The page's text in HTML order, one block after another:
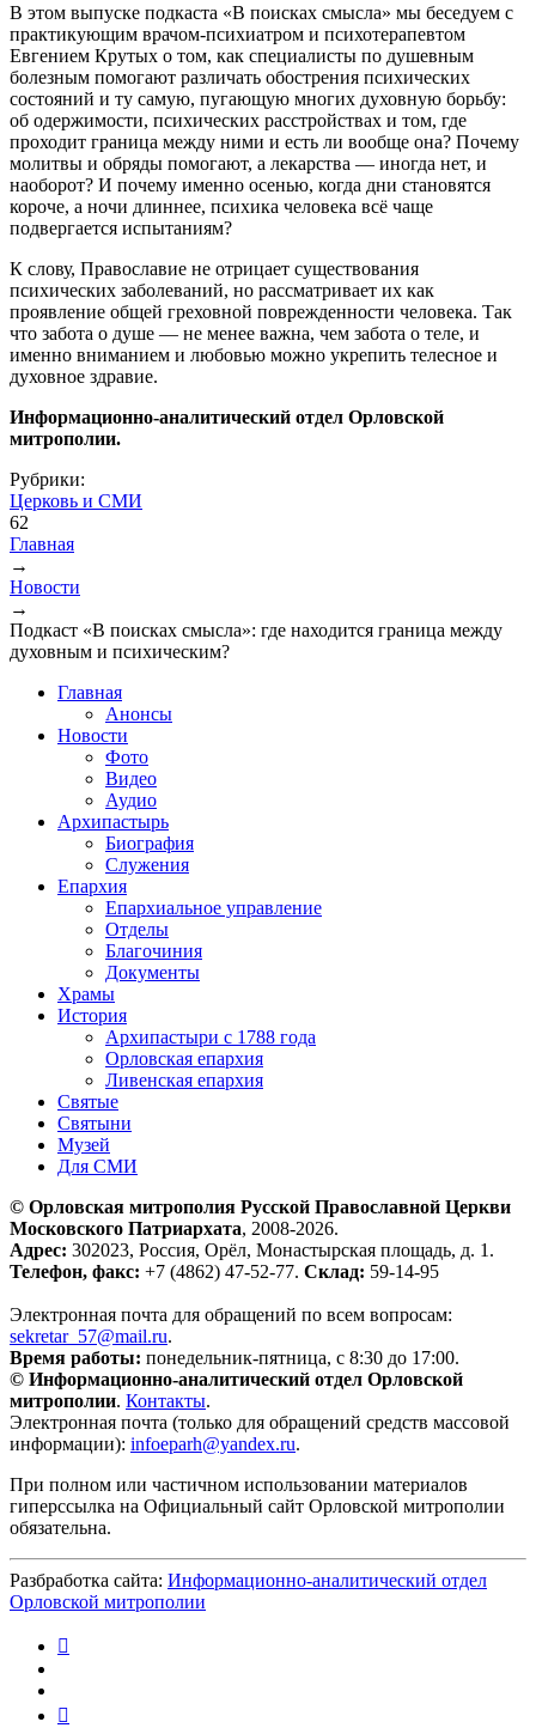
В этом выпуске подкаста «В поисках смысла» мы беседуем с
практикующим врачом-психиатром и психотерапевтом
Евгением Крутых о том, как специалисты по душевным
болезным помогают различать обострения психических
состояний и ту самую, пугающую многих духовную борьбу:
об одержимости, психических расстройствах и том, где
проходит граница между ними и есть ли вообще она? Почему
молитвы и обряды помогают, а лекарства — иногда нет, и
наоборот? И почему именно осенью, когда дни становятся
короче, а ночи длиннее, психика человека всё чаще
подвергается испытаниям?
К слову, Православие не отрицает существования
психических заболеваний, но рассматривает их как
проявление общей греховной поврежденности человека. Так
что забота о душе — не менее важна, чем забота о теле, и
именно вниманием и любовью можно укрепить телесное и
духовное здравие.
Информационно-аналитический отдел Орловской
митрополии.
Рубрики:
Церковь и СМИ
62
Вы здесь
Главная
→
Новости
→
Подкаст «В поисках смысла»: где находится граница между
духовным и психическим?
Главная
Анонсы
Новости
Фото
Видео
Аудио
Архипастырь
Биография
Служения
Епархия
Епархиальное управление
Отделы
Благочиния
Документы
Храмы
История
Архипастыри с 1788 года
Орловская епархия
Ливенская епархия
Святые
Святыни
Музей
Для СМИ
© Орловская митрополия Русской Православной Церкви
Московского Патриархата, 2008-2026.
Адрес: 302023, Россия, Орёл, Монастырская площадь, д. 1.
Телефон, факс: +7 (4862) 47-52-77. Склад: 59-14-95
Электронная почта для обращений по всем вопросам:
sekretar_57@mail.ru.
Время работы: понедельник-пятница, с 8:30 до 17:00.
© Информационно-аналитический отдел Орловской
митрополии. Контакты.
Электронная почта (только для обращений средств массовой
информации): infoeparh@yandex.ru.
При полном или частичном использовании материалов
гиперссылка на Официальный сайт Орловской митрополии
обязательна.
Разбработка сайта: Информационно-аналитический отдел
Орловской митрополии